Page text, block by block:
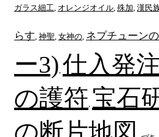
ガラス細工 オレンジオイル 殊加 漢民
らす 神聖 女神の ネプチューン
ー3)仕入発
の護符 宝石